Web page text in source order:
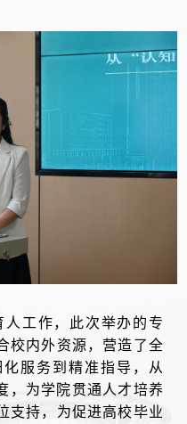
工作，此次举办的专
校内外资源，营造了全
服务到精准指导，从
，为学院贯通人才培养
支持，为促进高校毕业